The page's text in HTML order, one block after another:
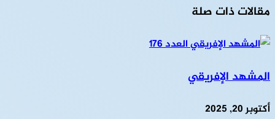
مقالات ذات صلة
المشهد الإفريقي
أكتوبر 20, 2025